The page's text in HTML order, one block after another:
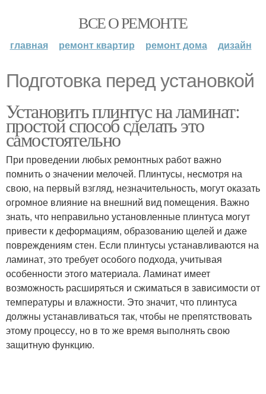
ВСЕ О РЕМОНТЕ
главная ремонт квартир ремонт дома дизайн
Подготовка перед установкой
Установить плинтус на ламинат:
простой способ сделать это
самостоятельно
При проведении любых ремонтных работ важно
помнить о значении мелочей. Плинтусы, несмотря на
свою, на первый взгляд, незначительность, могут оказать
огромное влияние на внешний вид помещения. Важно
знать, что неправильно установленные плинтуса могут
привести к деформациям, образованию щелей и даже
повреждениям стен. Если плинтусы устанавливаются на
ламинат, это требует особого подхода, учитывая
особенности этого материала. Ламинат имеет
возможность расширяться и сжиматься в зависимости от
температуры и влажности. Это значит, что плинтуса
должны устанавливаться так, чтобы не препятствовать
этому процессу, но в то же время выполнять свою
защитную функцию.